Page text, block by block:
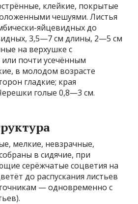
клейкие, покрытые
чешуями. Листья
яйцевидных до
3,5—7 см длины, 2—5 см
на верхушке с
почти усечённым
в молодом возрасте
гладкие; края
голые 0,8—3 см.
мелкие, невзрачные,
в сидячие, при
серёжчатые соцветия на
до распускания листьев
— одновременно с